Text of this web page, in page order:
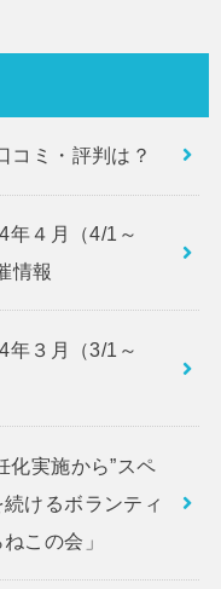
コミ・評判は？
年４月（4/1～
情報
年３月（3/1～
化実施から”スペ
けるボランティ
この会」